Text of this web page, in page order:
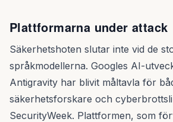
Plattformarna under attack
Säkerhetshoten slutar inte vid de
språkmodellerna. Googles AI-
Antigravity har blivit måltavla för
säkerhetsforskare och
SecurityWeek. Plattformen, som